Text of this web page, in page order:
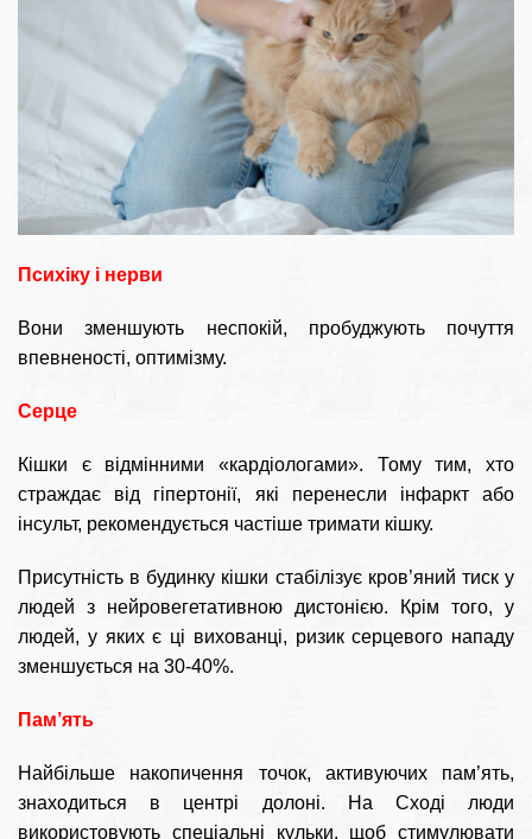
Психіку і нерви
Вони зменшують неспокій, пробуджують почуття
впевненості, оптимізму.
Серце
Кішки є відмінними «кардіологами». Тому тим, хто
страждає від гіпертонії, які перенесли інфаркт або
інсульт, рекомендується частіше тримати кішку.
Присутність в будинку кішки стабілізує кров’яний тиск у
людей з нейровегетативною дистонією. Крім того, у
людей, у яких є ці вихованці, ризик серцевого нападу
зменшується на 30-40%.
Пам’ять
Найбільше накопичення точок, активуючих пам’ять,
знаходиться в центрі долоні. На Сході люди
використовують спеціальні кульки, щоб стимулювати